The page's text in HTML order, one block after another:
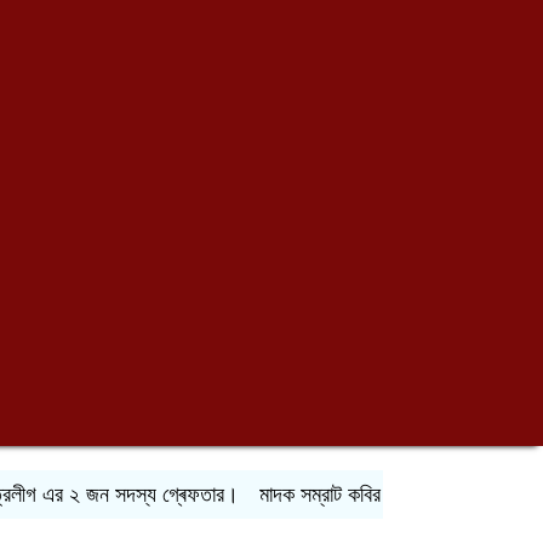
এর ২ জন সদস্য গ্ৰেফতার। মাদক সম্রাট কবির এর জমজমাট মাদক হাট।